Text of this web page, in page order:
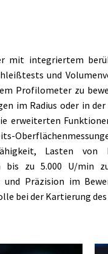
mit integriertem
und
Profilometer zu
im Radius oder in
erweiterten
Lasten
bis zu 5.000 U/min
Präzision im
bei der Kartierung